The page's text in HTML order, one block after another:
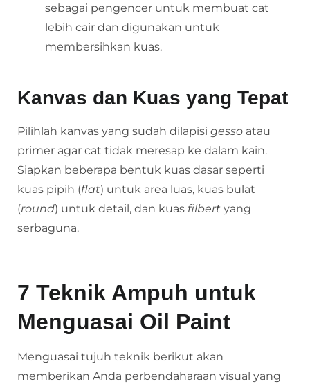
sebagai pengencer untuk membuat cat
lebih cair dan digunakan untuk
membersihkan kuas.
Kanvas dan Kuas yang Tepat
Pilihlah kanvas yang sudah dilapisi gesso atau
primer agar cat tidak meresap ke dalam kain.
Siapkan beberapa bentuk kuas dasar seperti
kuas pipih (flat) untuk area luas, kuas bulat
(round) untuk detail, dan kuas filbert yang
serbaguna.
7 Teknik Ampuh untuk
Menguasai Oil Paint
Menguasai tujuh teknik berikut akan
memberikan Anda perbendaharaan visual yang